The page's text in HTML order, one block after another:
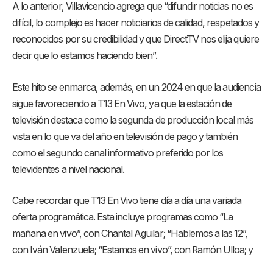
A lo anterior, Villavicencio agrega que “difundir noticias no es
difícil, lo complejo es hacer noticiarios de calidad, respetados y
reconocidos por su credibilidad y que DirectTV nos elija quiere
decir que lo estamos haciendo bien”.
Este hito se enmarca, además, en un 2024 en que la audiencia
sigue favoreciendo a T13 En Vivo, ya que la estación de
televisión destaca como la segunda de producción local más
vista en lo que va del año en televisión de pago y también
como el segundo canal informativo preferido por los
televidentes a nivel nacional.
Cabe recordar que T13 En Vivo tiene día a día una variada
oferta programática. Esta incluye programas como “La
mañana en vivo”, con Chantal Aguilar; “Hablemos a las 12”,
con Iván Valenzuela; “Estamos en vivo”, con Ramón Ulloa; y